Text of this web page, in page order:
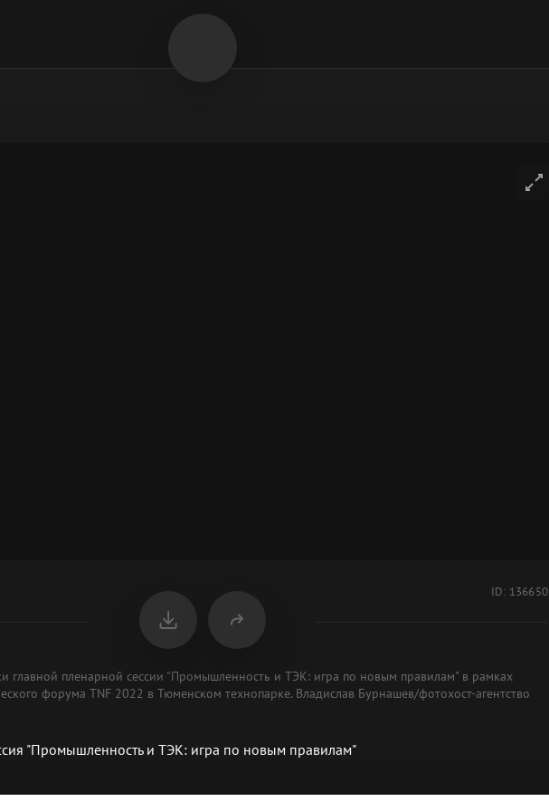
ID: 136650
главной пленарной сессии "Промышленность и ТЭК: игра по новым правилам" в рамках
форума TNF 2022 в Тюменском технопарке. Владислав Бурнашев/фотохост-агентство
"Промышленность и ТЭК: игра по новым правилам"